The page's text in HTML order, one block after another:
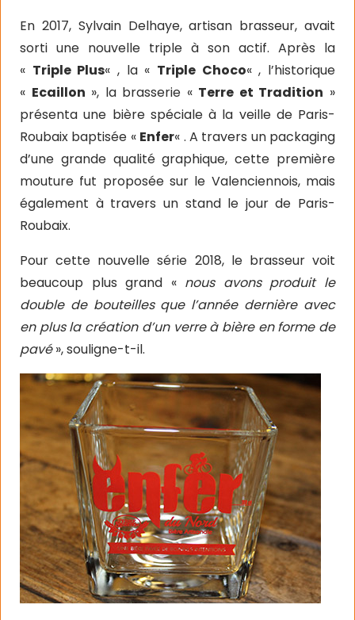
En 2017, Sylvain Delhaye, artisan brasseur, avait
sorti une nouvelle triple à son actif. Après la
« Triple Plus« , la « Triple Choco« , l’historique
« Ecaillon », la brasserie « Terre et Tradition »
présenta une bière spéciale à la veille de Paris-
Roubaix baptisée « Enfer« . A travers un packaging
d’une grande qualité graphique, cette première
mouture fut proposée sur le Valenciennois, mais
également à travers un stand le jour de Paris-
Roubaix.
Pour cette nouvelle série 2018, le brasseur voit
beaucoup plus grand « nous avons produit le
double de bouteilles que l’année dernière avec
en plus la création d’un verre à bière en forme de
pavé», souligne-t-il.